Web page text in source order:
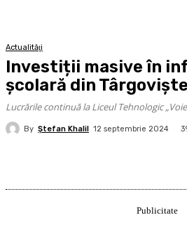
Actualităţi
Investiții masive în
școlară din Târgoviște
Lucrările continuă la Liceul Tehnologic
By Ştefan Khalil 12 septembrie 2024
Publicitate